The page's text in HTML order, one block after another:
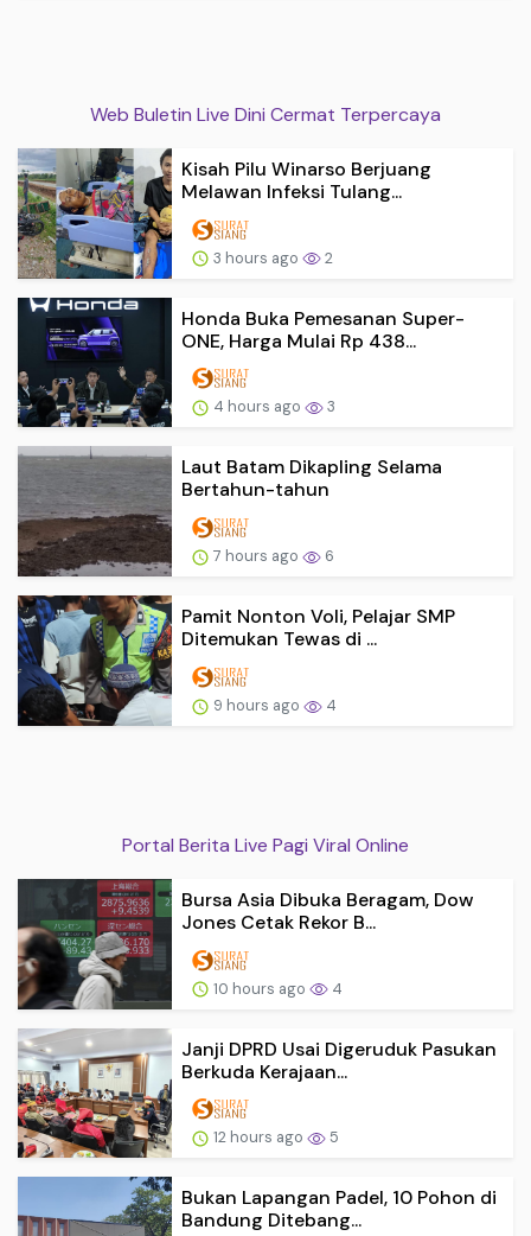
Web Buletin Live Dini Cermat Terpercaya
Kisah Pilu Winarso Berjuang
Melawan Infeksi Tulang...
3 hours ago 2
Honda Buka Pemesanan Super-
ONE, Harga Mulai Rp 438...
4 hours ago 3
Laut Batam Dikapling Selama
Bertahun-tahun
7 hours ago 6
Pamit Nonton Voli, Pelajar SMP
Ditemukan Tewas di ...
9 hours ago 4
Portal Berita Live Pagi Viral Online
Bursa Asia Dibuka Beragam, Dow
Jones Cetak Rekor B...
10 hours ago 4
Janji DPRD Usai Digeruduk Pasukan
Berkuda Kerajaan...
12 hours ago 5
Bukan Lapangan Padel, 10 Pohon di
Bandung Ditebang...